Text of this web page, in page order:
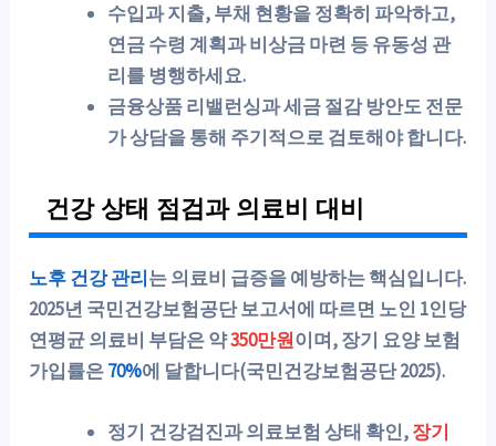
수입과 지출, 부채 현황을 정확히 파악하고,
연금 수령 계획과 비상금 마련 등 유동성 관
리를 병행하세요.
금융상품 리밸런싱과 세금 절감 방안도 전문
가 상담을 통해 주기적으로 검토해야 합니다.
건강 상태 점검과 의료비 대비
노후 건강 관리는 의료비 급증을 예방하는 핵심입니다.
2025년 국민건강보험공단 보고서에 따르면 노인 1인당
연평균 의료비 부담은 약350만원이며, 장기 요양 보험
가입률은70%에 달합니다(국민건강보험공단 2025).
정기 건강검진과 의료보험 상태 확인,장기